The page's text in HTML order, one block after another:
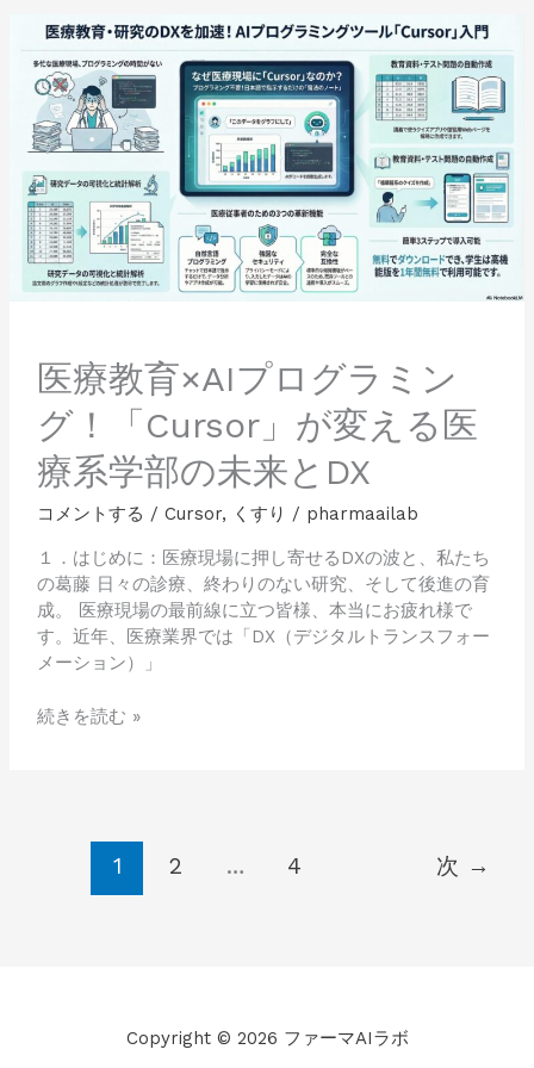
医療教育×AIプログラミン
グ！「Cursor」が変える医
療系学部の未来とDX
コメントする / Cursor, くすり / pharmaailab
１．はじめに：医療現場に押し寄せるDXの波と、私たち
の葛藤 日々の診療、終わりのない研究、そして後進の育
成。 医療現場の最前線に立つ皆様、本当にお疲れ様で
す。近年、医療業界では「DX（デジタルトランスフォー
メーション）」
医
教
育
×AI
プ
ロ
グ
ラ
ミ
ン
が
変
え
る
医
系
学
部
の
未
来
DX
続きを読む »
1 2 … 4 次 →
Copyright © 2026 ファーマAIラボ